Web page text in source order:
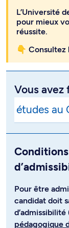
L’Université
pour mieux
réussite.
👇 Consultez
Vous avez
Pour être
candidat doit
pédagogique